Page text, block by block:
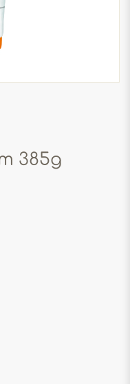
385g